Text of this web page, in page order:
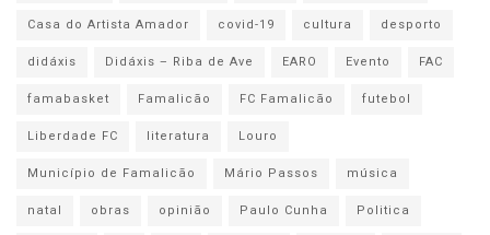
Casa do Artista Amador
covid-19 cultura
desporto
didáxis
Didáxis – Riba de Ave EARO Evento
FAC
famabasket
Famalicão FC Famalicão
futebol
Liberdade FC
literatura
Louro
Município de Famalicão
Mário Passos
música
natal
obras opinião Paulo Cunha
Politica